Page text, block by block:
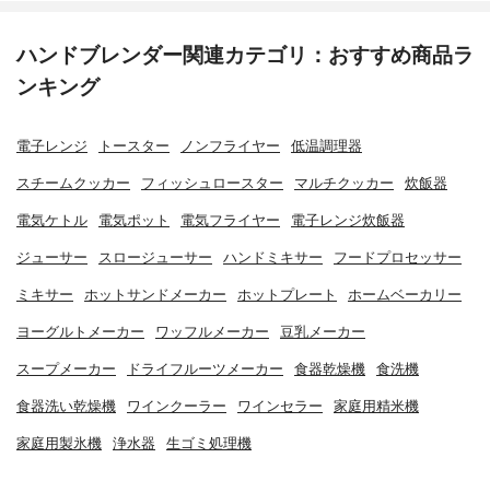
ハンドブレンダー関連カテゴリ：おすすめ商品ラ
ンキング
電子レンジ トースター ノンフライヤー 低温調理器
スチームクッカー フィッシュロースター マルチクッカー 炊飯器
電気ケトル 電気ポット 電気フライヤー 電子レンジ炊飯器
ジューサー スロージューサー ハンドミキサー フードプロセッサー
ミキサー ホットサンドメーカー ホットプレート ホームベーカリー
ヨーグルトメーカー ワッフルメーカー 豆乳メーカー
スープメーカー ドライフルーツメーカー 食器乾燥機 食洗機
食器洗い乾燥機 ワインクーラー ワインセラー 家庭用精米機
家庭用製氷機 浄水器 生ゴミ処理機